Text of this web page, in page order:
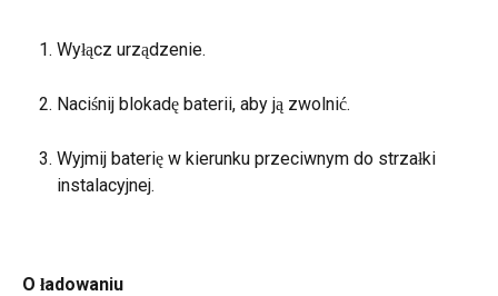
Wyłącz urządzenie.
Naciśnij blokadę baterii, aby ją zwolnić.
Wyjmij baterię w kierunku przeciwnym do strzałki
instalacyjnej.
O ładowaniu